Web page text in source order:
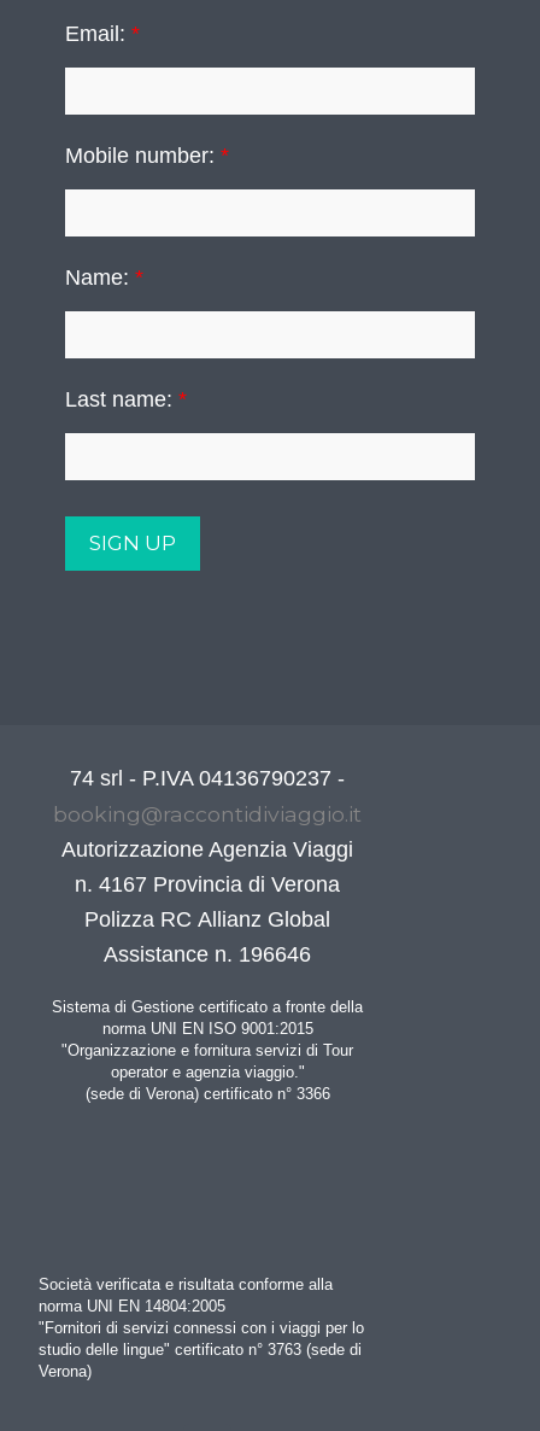
Email:*
Mobile number:*
Name:*
Last name:*
74 srl - P.IVA 04136790237 -
booking@raccontidiviaggio.it
Autorizzazione Agenzia Viaggi
n. 4167 Provincia di Verona
Polizza RC Allianz Global
Assistance n. 196646
Sistema di Gestione certificato a fronte della
norma UNI EN ISO 9001:2015
"Organizzazione e fornitura servizi di Tour
operator e agenzia viaggio."
(sede di Verona) certificato n° 3366
Società verificata e risultata conforme alla
norma UNI EN 14804:2005
"Fornitori di servizi connessi con i viaggi per lo
studio delle lingue" certificato n° 3763 (sede di
Verona)